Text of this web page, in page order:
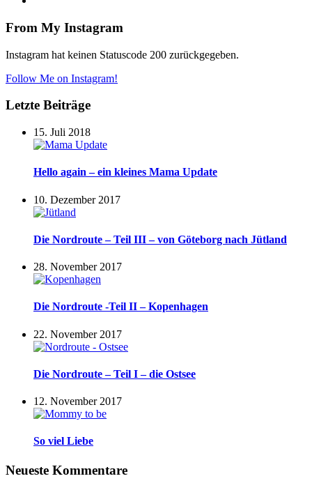
From My Instagram
Instagram hat keinen Statuscode 200 zurückgegeben.
Follow Me on Instagram!
Letzte Beiträge
15. Juli 2018
Hello again – ein kleines Mama Update
10. Dezember 2017
Die Nordroute – Teil III – von Göteborg nach Jütland
28. November 2017
Die Nordroute -Teil II – Kopenhagen
22. November 2017
Die Nordroute – Teil I – die Ostsee
12. November 2017
So viel Liebe
Neueste Kommentare